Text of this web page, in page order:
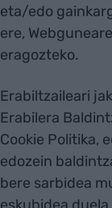
eta/edo
ere,
eragozteko.
Erabiltzaileari
Erabilera
Cookie Politika​​​​​​​,
edozein
bere sarbidea